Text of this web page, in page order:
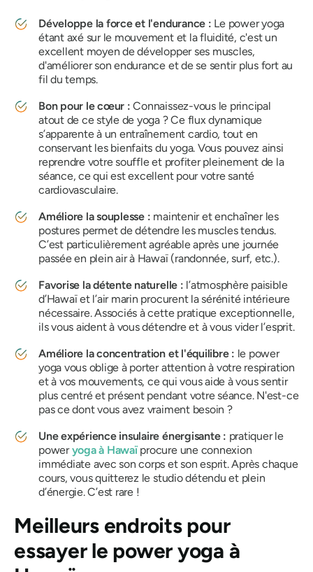
Développe la force et l'endurance : Le power yoga
étant axé sur le mouvement et la fluidité, c'est un
excellent moyen de développer ses muscles,
d'améliorer son endurance et de se sentir plus fort au
fil du temps.
Bon pour le cœur : Connaissez-vous le principal
atout de ce style de yoga ? Ce flux dynamique
s’apparente à un entraînement cardio, tout en
conservant les bienfaits du yoga. Vous pouvez ainsi
reprendre votre souffle et profiter pleinement de la
séance, ce qui est excellent pour votre santé
cardiovasculaire.
Améliore la souplesse : maintenir et enchaîner les
postures permet de détendre les muscles tendus.
C’est particulièrement agréable après une journée
passée en plein air à Hawaï (randonnée, surf, etc.).
Favorise la détente naturelle : l’atmosphère paisible
d’Hawaï et l’air marin procurent la sérénité intérieure
nécessaire. Associés à cette pratique exceptionnelle,
ils vous aident à vous détendre et à vous vider l’esprit.
Améliore la concentration et l'équilibre : le power
yoga vous oblige à porter attention à votre respiration
et à vos mouvements, ce qui vous aide à vous sentir
plus centré et présent pendant votre séance. N'est-ce
pas ce dont vous avez vraiment besoin ?
Une expérience insulaire énergisante : pratiquer le
poweryoga à Hawaïprocure une connexion
immédiate avec son corps et son esprit. Après chaque
cours, vous quitterez le studio détendu et plein
d’énergie. C’est rare !
Meilleurs endroits pour
essayer le power yoga à